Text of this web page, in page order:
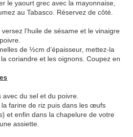
le yaourt grec avec la mayonnaise,
au Tabasco. Réservez de côté.
l’huile de sésame et le vinaigre
de ½cm d’épaisseur, mettez-la
coriandre et les oignons. Coupez en
du sel et du poivre.
farine de riz puis dans les œufs
et enfin dans la chapelure de votre
assiette.